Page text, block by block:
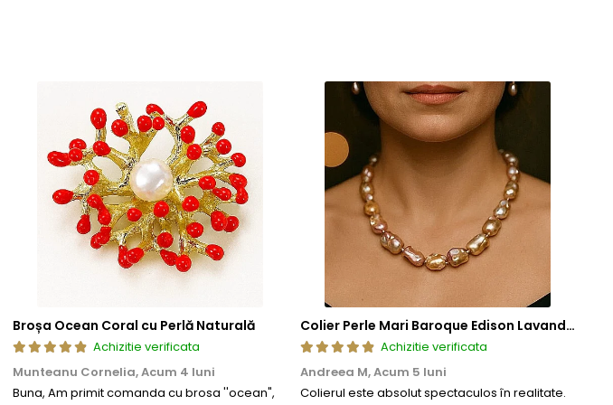
Broșa Ocean Coral cu Perlă Naturală
Achizitie verificata
Munteanu Cornelia,Acum 4 luni
Buna, Am primit comanda cu brosa ''ocean",
Colier Perle Mari Baroque Edison Lavandă, Calitatea AAA, Aur 14K | KASKADDA®
Achizitie verificata
Andreea M,Acum 5 luni
Colierul este absolut spectaculos în realitate.